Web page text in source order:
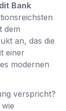
Bank
dem
an, das die
einer
modernen
verspricht?